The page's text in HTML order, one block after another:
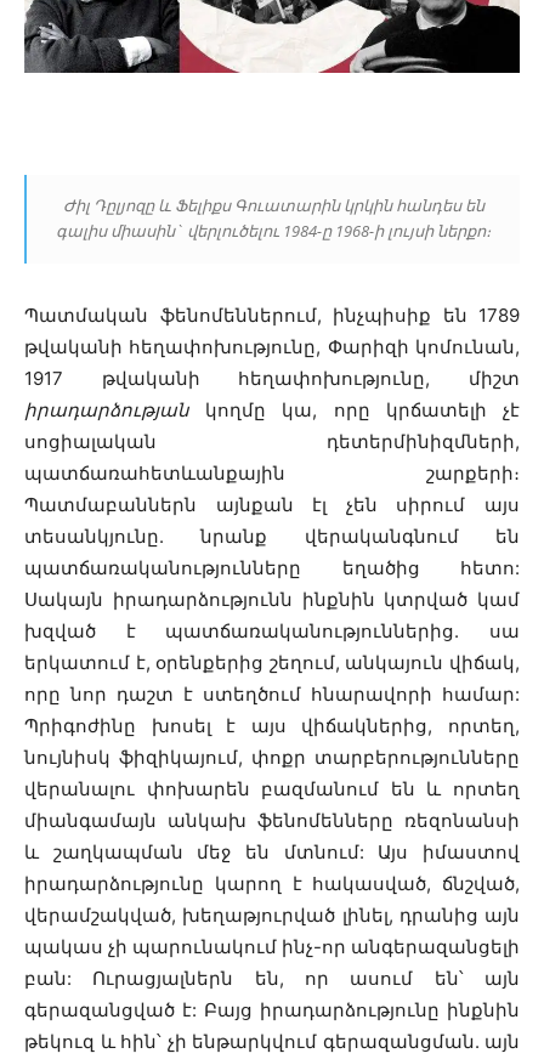
Ժիլ Դըլյոզը և Ֆելիքս Գուատարին կրկին հանդես են
գալիս միասին` վերլուծելու 1984-ը 1968-ի լույսի ներքո։
Պատմական ֆենոմեններում, ինչպիսիք են 1789
թվականի հեղափոխությունը, Փարիզի կոմունան,
1917 թվականի հեղափոխությունը, միշտ
իրադարձության կողմը կա, որը կրճատելի չէ
սոցիալական դետերմինիզմների,
պատճառահետևանքային շարքերի։
Պատմաբաններն այնքան էլ չեն սիրում այս
տեսանկյունը. նրանք վերականգնում են
պատճառականությունները եղածից հետո:
Սակայն իրադարձությունն ինքնին կտրված կամ
խզված է պատճառականություններից. սա
երկատում է, օրենքերից շեղում, անկայուն վիճակ,
որը նոր դաշտ է ստեղծում հնարավորի համար:
Պրիգոժինը խոսել է այս վիճակներից, որտեղ,
նույնիսկ ֆիզիկայում, փոքր տարբերությունները
վերանալու փոխարեն բազմանում են և որտեղ
միանգամայն անկախ ֆենոմենները ռեզոնանսի
և շաղկապման մեջ են մտնում: Այս իմաստով
իրադարձությունը կարող է հակասված, ճնշված,
վերամշակված, խեղաթյուրված լինել, դրանից այն
պակաս չի պարունակում ինչ-որ անգերազանցելի
բան: Ուրացյալներն են, որ ասում են՝ այն
գերազանցված է: Բայց իրադարձությունը ինքնին
թեկուզ և հին՝ չի ենթարկվում գերազանցման. այն